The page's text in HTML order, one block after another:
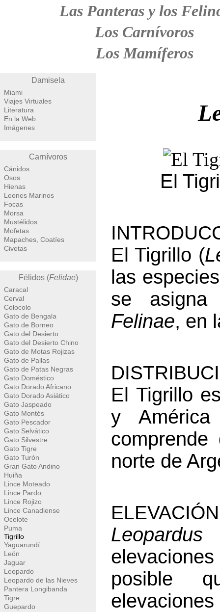
Las Panteras y los
Los Carnívoros
Los Mamíferos
Damisela
Miami
Viajes Virtuales
Literatura
En la Web
Imágenes
Carnívoros
Cánidos
Osos
Hienas
Leones Marinos
Focas
Morsa
Mustélidos
Mofetas
Mapaches, Coatíes
Civetas
Félidos (Felidae)
Caracal
Cerval
Colocolo
Gato de Bengala
Gato de Borneo
Gato del Desierto
Gato del Desierto Chino
Gato de Motas Rojizas
Gato de Pallas
Gato de Patas Negras
Gato Doméstico
Gato Dorado Africano
Gato Dorado Asiático
Gato Jaspeado
Gato Montés
Gato Pescador
Gato Selvático
Gato Silvestre
Gato Tigre
Gato Turón
Gran Gato Andino
Huiña
Lince Moteado
Lince Pardo
Lince Rojizo
Lince Canadiense
Ocelote
Puma
Tigrillo
Yaguarundí
León
Jaguar
Leopardo
Leopardo de las Nieves
Pantera Longibanda
Tigre
Guepardo
El
El Tigrillo (
las
se asigna
Felinae, en
El Tigrillo
y
norte de
Leopardus
posible